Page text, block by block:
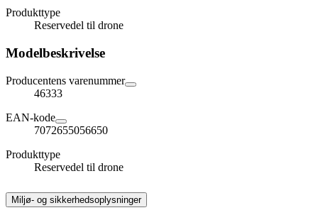
Produkttype
Reservedel til drone
Modelbeskrivelse
Producentens varenummer
46333
EAN-kode
7072655056650
Produkttype
Reservedel til drone
Miljø- og sikkerhedsoplysninger